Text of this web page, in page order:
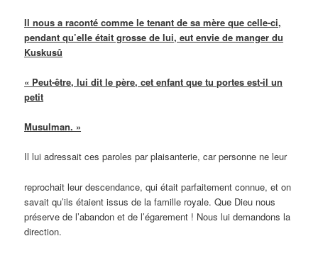
Il nous a raconté comme le tenant de sa mère que celle-ci,
pendant qu’elle était grosse de lui, eut envie de manger du
Kuskusû
« Peut-être, lui dit le père, cet enfant que tu portes est-il un
petit
Musulman. »
Il lui adressait ces paroles par plaisanterie, car personne ne leur
reprochait leur descendance, qui était parfaitement connue, et on
savait qu’ils étaient issus de la famille royale. Que Dieu nous
préserve de l’abandon et de l’égarement ! Nous lui demandons la
direction.